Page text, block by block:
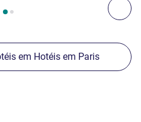
estabelecimentos nas
em Hotéis em Paris